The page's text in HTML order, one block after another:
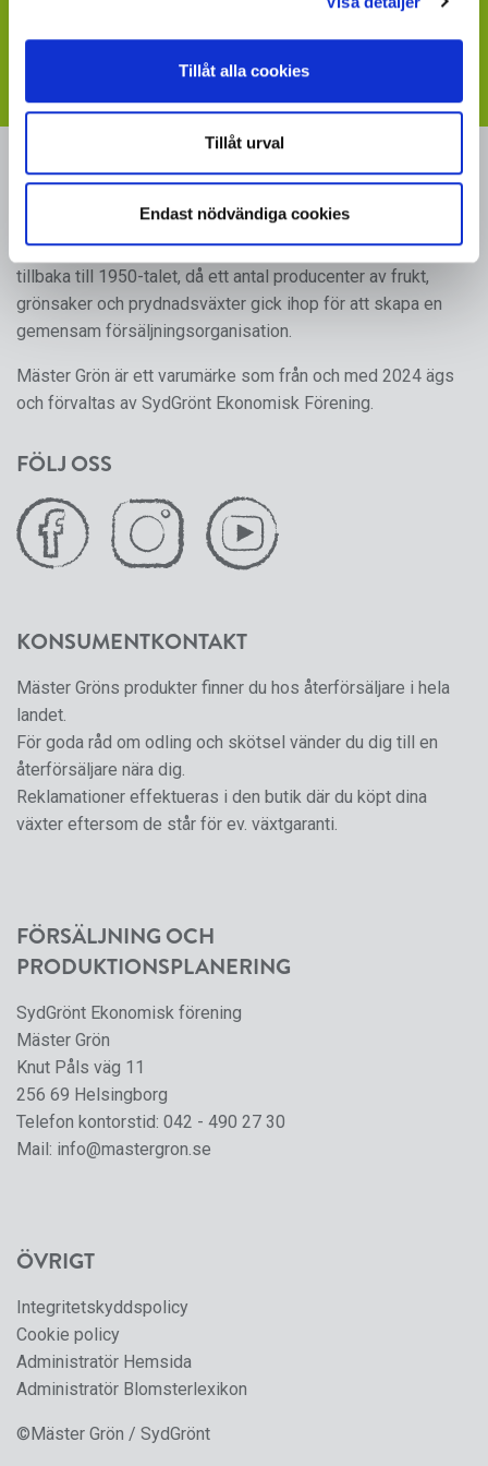
Tillåt alla cookies
Tillåt urval
Endast nödvändiga cookies
Visste du att du kan ladda ner skyltbilder som stöder
webbplats med skyltmaterial
MÄSTER GRÖN
Sveriges i särklass största, tillika odlarägda, leverantör av
kruk- och utplanteringsväxter. Mäster Gröns rötter går
tillbaka till 1950-talet, då ett antal producenter av frukt,
grönsaker och prydnadsväxter gick ihop för att skapa en
gemensam försäljningsorganisation.
Mäster Grön är ett varumärke som från och med 2024 ägs
och förvaltas av SydGrönt Ekonomisk Förening.
FÖLJ OSS
KONSUMENTKONTAKT
Mäster Gröns produkter finner du hos återförsäljare i hela
landet.
För goda råd om odling och skötsel vänder du dig till en
återförsäljare nära dig.
Reklamationer effektueras i den butik där du köpt dina
växter eftersom de står för ev. växtgaranti.
FÖRSÄLJNING OCH
PRODUKTIONSPLANERING
SydGrönt Ekonomisk förening
Mäster Grön
Knut Påls väg 11
256 69 Helsingborg
Telefon kontorstid: 042 - 490 27 30
Mail: info@mastergron.se
ÖVRIGT
Integritetskyddspolicy
Cookie policy
Administratör Hemsida
Administratör Blomsterlexikon
©Mäster Grön / SydGrönt